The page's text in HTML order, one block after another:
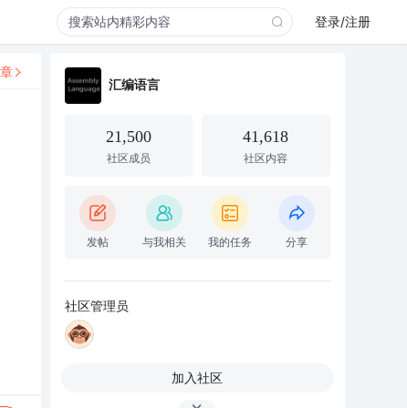
登录/注册
汇编语言
21,500
社区成员
41,618
社区内容
发帖 与我相关 我的任务 分享
社区管理员
加入社区